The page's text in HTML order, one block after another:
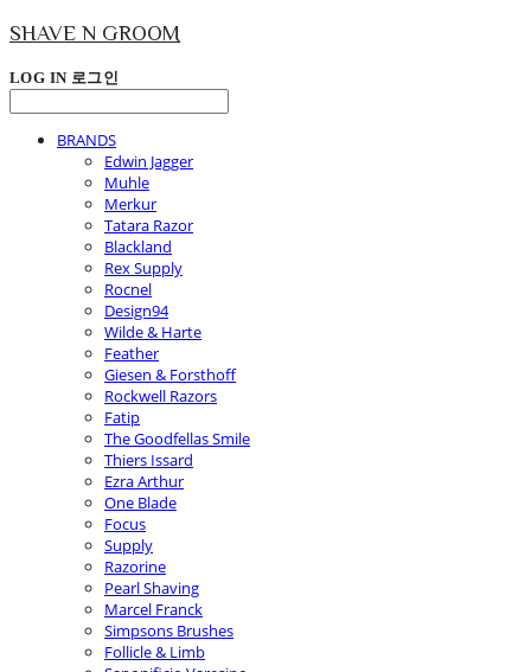
SHAVE N GROOM
LOG IN 로그인
BRANDS
Edwin Jagger
Muhle
Merkur
Tatara Razor
Blackland
Rex Supply
Rocnel
Design94
Wilde & Harte
Feather
Giesen & Forsthoff
Rockwell Razors
Fatip
The Goodfellas Smile
Thiers Issard
Ezra Arthur
One Blade
Focus
Supply
Razorine
Pearl Shaving
Marcel Franck
Simpsons Brushes
Follicle & Limb